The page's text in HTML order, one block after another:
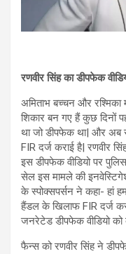
रणवीर सिंह का डीपफेक
अमिताभ बच्चन और रश्मिका
शिकार बन गए हैं कुछ दिनों
था जो डीपफेक था| और अब
FIR दर्ज कराई है| रणवीर
इस डीपफेक वीडियो पर
सेल इस मामले की
के स्पोक्सपर्सन ने कहा- हां
हैंडल के खिलाफ FIR दर्ज
जनरेटेड डीपफेक वीडियो को
फैन्स को रणवीर सिंह ने